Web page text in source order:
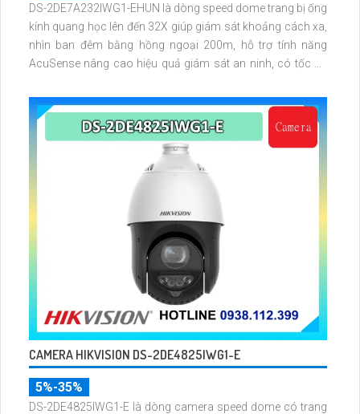
DS-2DE7A232IWG1-EHUN là dòng speed dome trang bị ống
kính quang học lên đến 32X giúp giám sát khoảng cách xa,
nhìn ban đêm bằng hồng ngoại 200m, hỗ trợ tính năng
AcuSense nâng cao hiệu quả giám sát an ninh, có tốc độ
CAMERA HIKVISION DS-2DE4825IWG1-E
5%-35%
DS-2DE4825IWG1-E là dòng camera speed dome có trang